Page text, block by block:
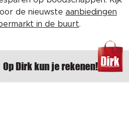
de nieuwste aanbiedingen
in de buurt.
Op Dirk kun je rekenen!